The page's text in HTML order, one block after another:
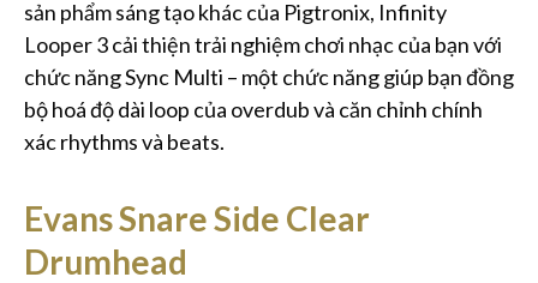
sản phẩm sáng tạo khác của Pigtronix, Infinity
Looper 3 cải thiện trải nghiệm chơi nhạc của bạn với
chức năng Sync Multi – một chức năng giúp bạn đồng
bộ hoá độ dài loop của overdub và căn chỉnh chính
xác rhythms và beats.
Evans Snare Side Clear
Drumhead